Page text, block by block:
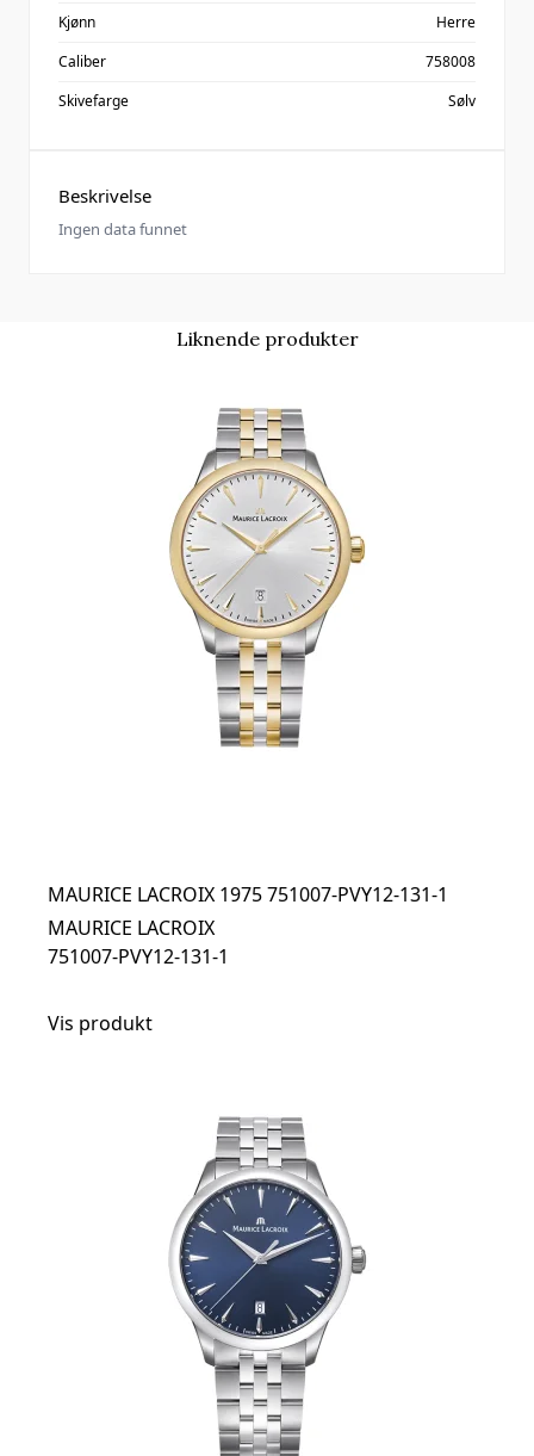
Beskrivelse
Ingen data funnet
Kjønn
Herre
Caliber
758008
Skivefarge
Sølv
Liknende produkter
MAURICE LACROIX 1975 751007-PVY12-131-1
MAURICE LACROIX
751007-PVY12-131-1
Vis produkt